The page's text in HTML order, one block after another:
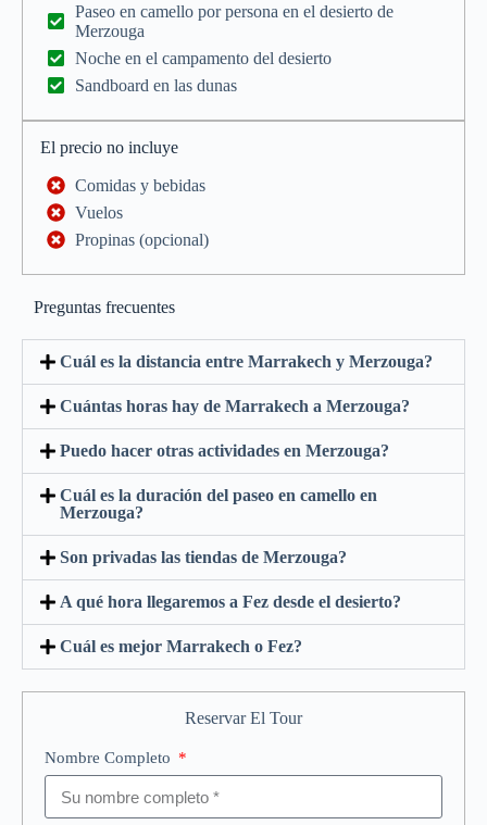
Reservar El Tour
Nombre Completo
Paseo en camello por persona en el desierto de
Merzouga
Noche en el campamento del desierto
Sandboard en las dunas
El precio no incluye
Comidas y bebidas
Vuelos
Propinas (opcional)
Preguntas frecuentes
Cuál es la distancia entre Marrakech y Merzouga?
Cuántas horas hay de Marrakech a Merzouga?
Puedo hacer otras actividades en Merzouga?
Cuál es la duración del paseo en camello en
Merzouga?
Son privadas las tiendas de Merzouga?
A qué hora llegaremos a Fez desde el desierto?
Cuál es mejor Marrakech o Fez?